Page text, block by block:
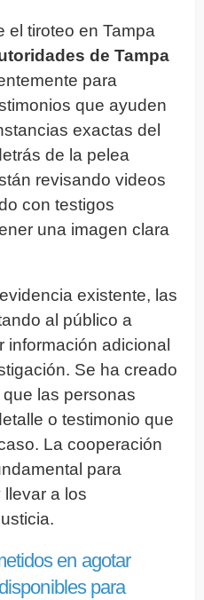
el tiroteo en Tampa
de Tampa
para
que ayuden
exactas del
de la pelea
revisando videos
con testigos
una imagen clara
existente, las
al público a
información adicional
Se ha creado
las personas
o testimonio que
La cooperación
para
llevar a los
en agotar
para